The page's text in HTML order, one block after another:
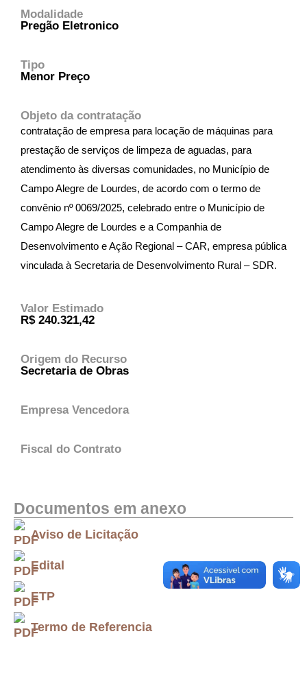
Modalidade
Pregão Eletronico
Tipo
Menor Preço
Objeto da contratação
contratação de empresa para locação de máquinas para
prestação de serviços de limpeza de aguadas, para
atendimento às diversas comunidades, no Município de
Campo Alegre de Lourdes, de acordo com o termo de
convênio nº 0069/2025, celebrado entre o Município de
Campo Alegre de Lourdes e a Companhia de
Desenvolvimento e Ação Regional – CAR, empresa pública
vinculada à Secretaria de Desenvolvimento Rural – SDR.
Valor Estimado
R$ 240.321,42
Origem do Recurso
Secretaria de Obras
Empresa Vencedora
Fiscal do Contrato
Documentos em anexo
Aviso de Licitação
Edital
ETP
Termo de Referencia